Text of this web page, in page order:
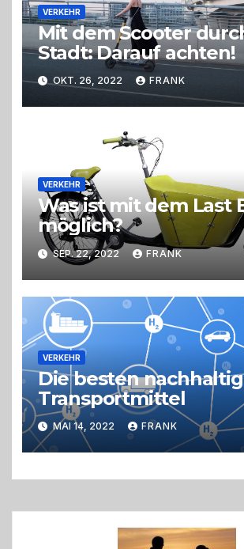
VERKEHR
Mit dem Scooter
Stadt: Darauf achten!
OKT. 26, 2022 FRANK
VERKEHR
Was ist mit dem Last
möglich?
SEP. 22, 2022 FRANK
VERKEHR
Die besten
Transportmittel
MAI 14, 2022 FRANK